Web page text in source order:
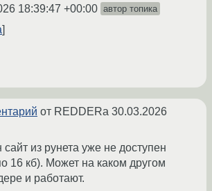
18:39:47 +00:00 автор топика
от REDDERa 30.03.2026
из рунета уже не доступен
16 кб). Может на каком другом
и работают.